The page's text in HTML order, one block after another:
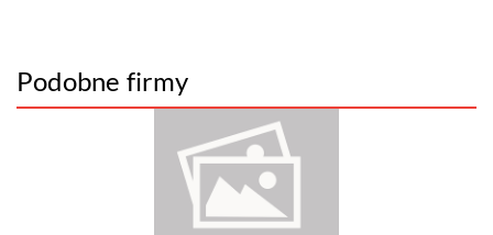
Podobne firmy